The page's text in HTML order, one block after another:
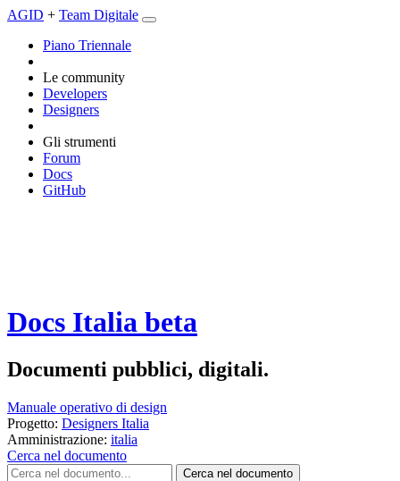
AGID + Team Digitale
Piano Triennale
Le community
Developers
Designers
Gli strumenti
Forum
Docs
GitHub
Docs Italia beta
Documenti pubblici, digitali.
Manuale operativo di design
Progetto: Designers Italia
Amministrazione: italia
Cerca nel documento
Cerca nel documento